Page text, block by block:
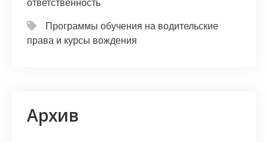
ответственность
Программы обучения на водительские
права и курсы вождения
Архив